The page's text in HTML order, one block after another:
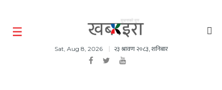
Sat, Aug 8, 2026 २३ श्रावण २०८३, शनिबार